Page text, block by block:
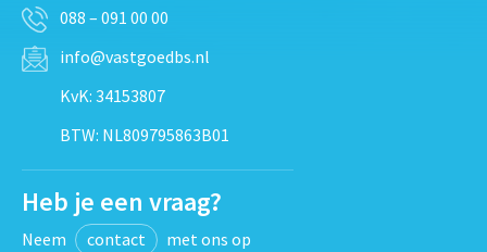
088 – 091 00 00
info@vastgoedbs.nl
KvK: 34153807
BTW: NL809795863B01
Heb je een vraag?
Neem contact met ons op